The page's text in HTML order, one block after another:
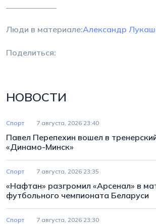
Люди в материале:Александр
Поделиться:
НОВОСТИ
Спорт 7 августа, 2026 23:40
Павел Перепехин вошел в
«Динамо-Минск»
Спорт 7 августа, 2026 23:35
«Нафтан» разгромил «Арсенал» в
футбольного чемпионата Беларуси
Спорт 7 августа, 2026 23:30